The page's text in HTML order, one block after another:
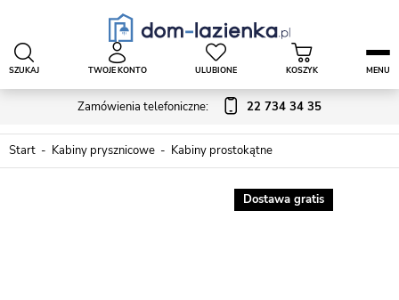
Zamówienia telefoniczne: 22 734 34 35
SZUKAJ TWOJE KONTO ULUBIONE KOSZYK MENU
Start Kabiny prysznicowe Kabiny prostokątne
Dostawa gratis